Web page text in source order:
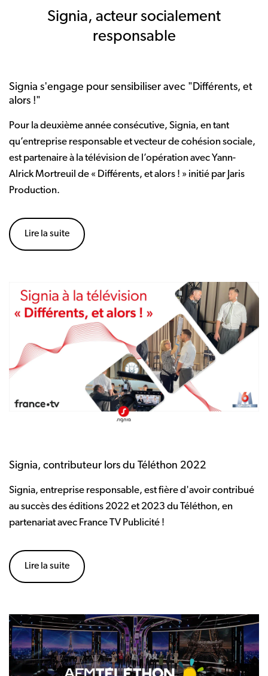
Signia, acteur socialement
responsable
Signia s'engage pour sensibiliser avec "Différents, et
alors !"
Pour la deuxième année consécutive, Signia, en tant
qu’entreprise responsable et vecteur de cohésion sociale,
est partenaire à la télévision de l’opération avec Yann-
Alrick Mortreuil de « Différents, et alors ! » initié par Jaris
Production.
Lire la suite
Signia, contributeur lors du Téléthon 2022
Signia, entreprise responsable, est fière d'avoir contribué
au succès des éditions 2022 et 2023 du Téléthon, en
partenariat avec France TV Publicité !
Lire la suite